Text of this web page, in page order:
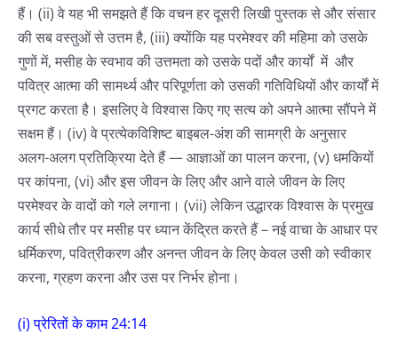
हैं। (ii) वे यह भी समझते हैं कि वचन हर दूसरी लिखी पुस्तक से और संसार
की सब वस्तुओं से उत्तम है, (iii) क्योंकि यह परमेश्वर की महिमा को उसके
गुणों में, मसीह के स्वभाव की उत्तमता को उसके पदों और कार्यों में और
पवित्र आत्मा की सामर्थ्य और परिपूर्णता को उसकी गतिविधियों और कार्यों में
प्रगट करता है। इसलिए वे विश्वास किए गए सत्य को अपने आत्मा सौंपने में
सक्षम हैं। (iv) वे प्रत्येकविशिष्ट बाइबल-अंश की सामग्री के अनुसार
अलग-अलग प्रतिक्रिया देते हैं — आज्ञाओं का पालन करना, (v) धमकियों
पर कांपना, (vi) और इस जीवन के लिए और आने वाले जीवन के लिए
परमेश्वर के वादों को गले लगाना। (vii) लेकिन उद्धारक विश्वास के प्रमुख
कार्य सीधे तौर पर मसीह पर ध्यान केंद्रित करते हैं – नई वाचा के आधार पर
धर्मिकरण, पवित्रीकरण और अनन्त जीवन के लिए केवल उसी को स्वीकार
करना, ग्रहण करना और उस पर निर्भर होना।
(i) प्रेरितों के काम 24:14